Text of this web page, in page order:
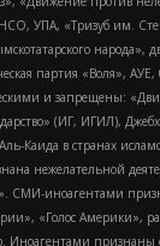
УПА, «Тризуб им.
народа»,
партия «Воля»,
и запрещены:
(ИГ, ИГИЛ),
Каида в странах
нежелательной
СМИ-иноагентами
«Голос Америки»,
Иноагентами признаны